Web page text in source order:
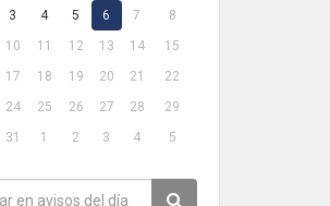
3 4 5 6 7
8
10 11 12 13 14
15
17 18 19 20 21
22
24 25 26 27 28
29
31 1 2 3 4 5